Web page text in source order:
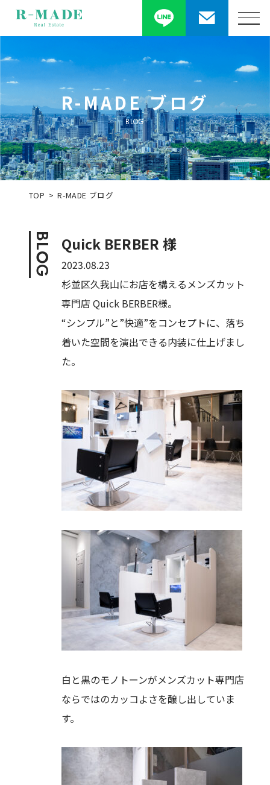
R-MADE ブログ
BLOG
TOP R-MADE ブログ
BLOG Quick BERBER 様
2023.08.23
杉並区久我山にお店を構えるメンズカット
専門店 Quick BERBER様。
“シンプル”と”快適”をコンセプトに、落ち
着いた空間を演出できる内装に仕上げまし
た。
白と黒のモノトーンがメンズカット専門店
ならではのカッコよさを醸し出していま
す。